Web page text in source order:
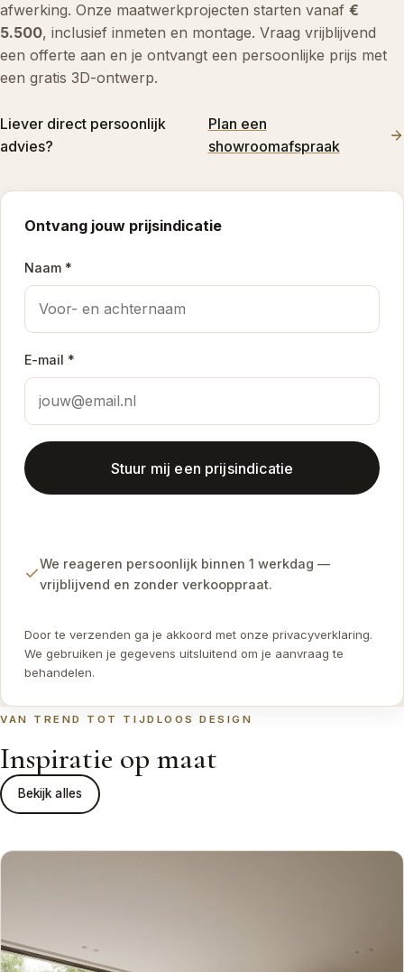
afwerking. Onze maatwerkprojecten starten vanaf €
5.500, inclusief inmeten en montage. Vraag vrijblijvend
een offerte aan en je ontvangt een persoonlijke prijs met
een gratis 3D-ontwerp.
Liever direct persoonlijk
advies?
Plan een
showroomafspraak
Ontvang jouw prijsindicatie
Naam *
E-mail *
Stuur mij een prijsindicatie
We reageren persoonlijk binnen 1 werkdag —
vrijblijvend en zonder verkooppraat.
Door te verzenden ga je akkoord met onze privacyverklaring.
We gebruiken je gegevens uitsluitend om je aanvraag te
behandelen.
VAN TREND TOT TIJDLOOS DESIGN
Inspiratie op maat
Bekijk alles